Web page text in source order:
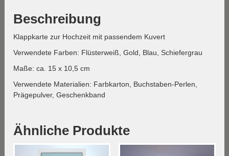
Beschreibung
Klappkarte zur Hochzeit mit passendem Kuvert
Verwendete Farben: Flüsterweiß, Gold, Blau, Schiefergrau
Maße: ca. 15 x 10,5 cm
Verwendete Materialien: Farbkarton, Buchstaben-Perlen,
Prägepulver, Geschenkband
Ähnliche Produkte